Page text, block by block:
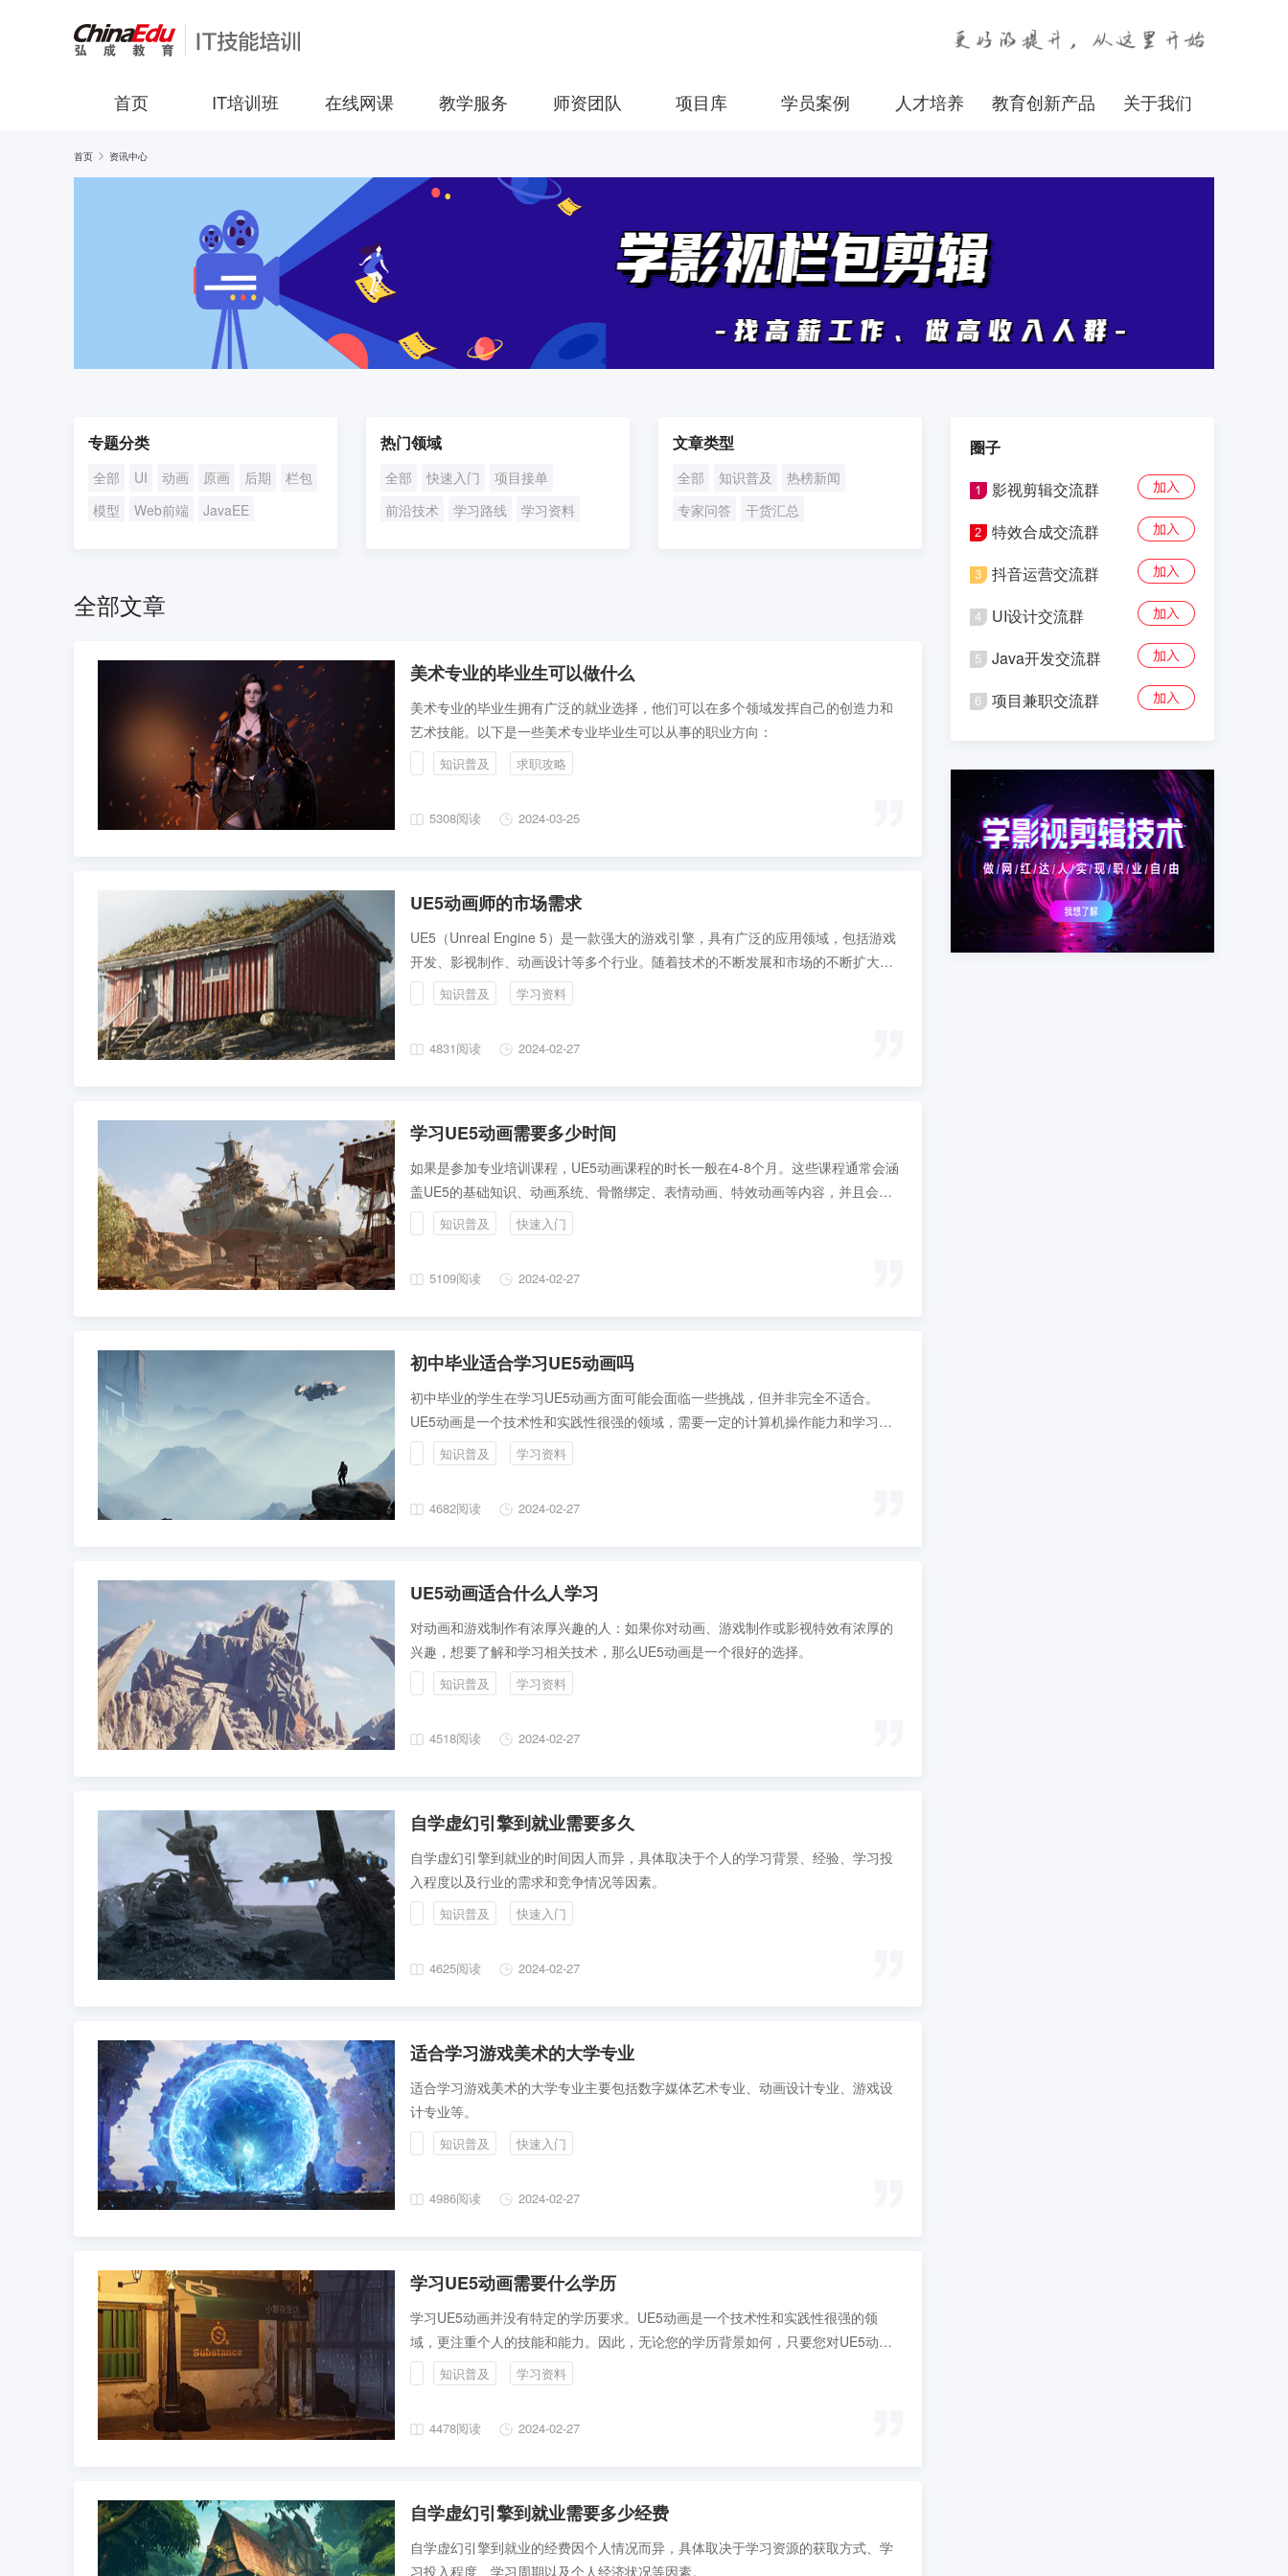
首页 IT培训班 在线网课 教学服务 师资团队 项目库 学员案例 人才培养 教育创新产品 关于我们
首页 资讯中心
专题分类
全部 UI 动画 原画 后期
栏包
模型
Web前端
JavaEE
热门领域
全部 快速入门
项目接单
前沿技术
学习路线
学习资料
文章类型
全部 知识普及
热榜新闻
专家问答
干货汇总
全部文章
美术专业的毕业生可以做什么
美术专业的毕业生拥有广泛的就业选择，他们可以在多个领域发挥自己的创造力和
艺术技能。以下是一些美术专业毕业生可以从事的职业方向：
知识普及 求职攻略
5308阅读 2024-03-25
UE5动画师的市场需求
UE5（Unreal Engine 5）是一款强大的游戏引擎，具有广泛的应用领域，包括游戏
开发、影视制作、动画设计等多个行业。随着技术的不断发展和市场的不断扩大，
UE5动画师的市场需求也在逐渐增加。
知识普及 学习资料
4831阅读 2024-02-27
学习UE5动画需要多少时间
如果是参加专业培训课程，UE5动画课程的时长一般在4-8个月。这些课程通常会涵
盖UE5的基础知识、动画系统、骨骼绑定、表情动画、特效动画等内容，并且会提
供实践项目以帮助学员掌握所学知识。
知识普及 快速入门
5109阅读 2024-02-27
初中毕业适合学习UE5动画吗
初中毕业的学生在学习UE5动画方面可能会面临一些挑战，但并非完全不适合。
UE5动画是一个技术性和实践性很强的领域，需要一定的计算机操作能力和学习能
力。初中毕业的学生在这些方面可能还需要进一步提升。
知识普及 学习资料
4682阅读 2024-02-27
UE5动画适合什么人学习
对动画和游戏制作有浓厚兴趣的人：如果你对动画、游戏制作或影视特效有浓厚的
兴趣，想要了解和学习相关技术，那么UE5动画是一个很好的选择。
知识普及 学习资料
4518阅读 2024-02-27
自学虚幻引擎到就业需要多久
自学虚幻引擎到就业的时间因人而异，具体取决于个人的学习背景、经验、学习投
入程度以及行业的需求和竞争情况等因素。
知识普及 快速入门
4625阅读 2024-02-27
适合学习游戏美术的大学专业
适合学习游戏美术的大学专业主要包括数字媒体艺术专业、动画设计专业、游戏设
计专业等。
知识普及 快速入门
4986阅读 2024-02-27
学习UE5动画需要什么学历
学习UE5动画并没有特定的学历要求。UE5动画是一个技术性和实践性很强的领
域，更注重个人的技能和能力。因此，无论您的学历背景如何，只要您对UE5动画
有浓厚的兴趣，并具备基本的计算机操作能力和学习能力，就可以开始学习。
知识普及 学习资料
4478阅读 2024-02-27
自学虚幻引擎到就业需要多少经费
自学虚幻引擎到就业的经费因个人情况而异，具体取决于学习资源的获取方式、学
习投入程度、学习周期以及个人经济状况等因素。
圈子
影视剪辑交流群
特效合成交流群
抖音运营交流群
UI设计交流群
Java开发交流群
项目兼职交流群